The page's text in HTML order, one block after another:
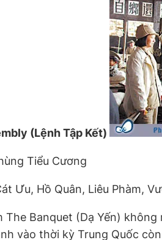
(Lệnh Tập Kết)
Tiểu Cương
Ưu, Hồ Quân, Liêu Phàm,
The Banquet (Dạ Yến)
vào thời kỳ Trung Quốc